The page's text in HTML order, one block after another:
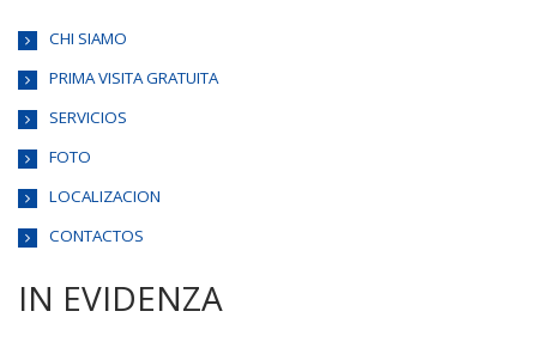
CHI SIAMO
PRIMA VISITA GRATUITA
SERVICIOS
FOTO
LOCALIZACION
CONTACTOS
IN EVIDENZA